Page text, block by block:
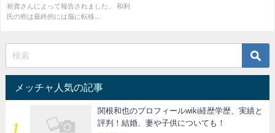
裕貴さんによって報告されました。 和利
氏の癌は最終的には脳に転移...
メッチャ人気の記事
関根和也のプロフィールwiki経歴学歴、実績と
評判！結婚、妻や子供についても！